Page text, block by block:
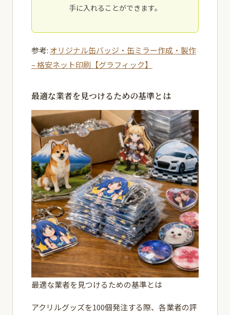
手に入れることができます。
参考: オリジナル缶バッジ・缶ミラー作成・製作
– 格安ネット印刷【グラフィック】
最適な業者を見つけるための基準とは
最適な業者を見つけるための基準とは
アクリルグッズを100個発注する際、各業者の評